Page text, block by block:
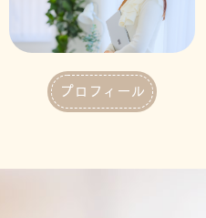
プロフィール